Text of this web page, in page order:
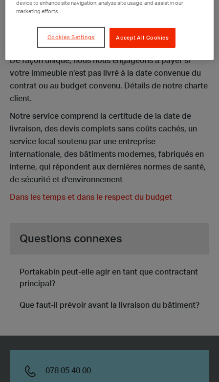
Dès le départ, vous saurez exactement à quoi vous
élevées que nous appliquons lorsqu’un bâtiment est
De façon unique, nous nous engageons à payer si
votre immeuble n’est pas livré à la date convenue du
contrat ou au budget convenu. Détails de notre charte
client.
Notre service comprend la certitude de la date de
livraison, des devis complets sans coûts cachés, un
service local soutenu par une entreprise
internationale, des bâtiments modernes, fabriqués en
interne, qui répondent aux dernières normes de santé,
de sécurité et d’environnement
Dans les temps et dans le respect du budget
Questions connexes
Portakabin peut-elle agir en tant que contractant
principal?
Que faut-il prévoir avant la livraison du bâtiment?
078 05 40 00
device to enhance site navigation, analyze site usage, and assist in our
marketing efforts.
Accept All Cookies
Cookies Settings